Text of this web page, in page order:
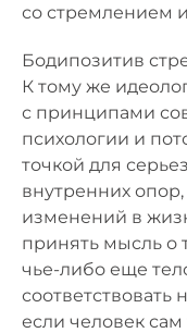
со стремлением
Бодипозитив
К тому же
с принципами
психологии и
точкой для
внутренних
изменений в
принять мысль о
чье-либо еще
соответствовать
если человек сам